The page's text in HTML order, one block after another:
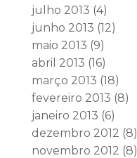
julho 2013 (4)
junho 2013 (12)
maio 2013 (9)
abril 2013 (16)
março 2013 (18)
fevereiro 2013 (8)
janeiro 2013 (6)
dezembro 2012 (8)
novembro 2012 (8)